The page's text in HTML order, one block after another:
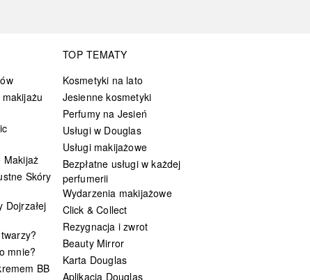
Makijaż
Skóry
Dojrzałej
mnie?
BB
TOP TEMATY
Kosmetyki na lato
Jesienne kosmetyki
Perfumy na Jesień
Usługi w Douglas
Usługi makijażowe
Bezpłatne usługi w każdej
perfumerii
Wydarzenia makijażowe
Click & Collect
Rezygnacja i zwrot
Beauty Mirror
Karta Douglas
Aplikacja Douglas